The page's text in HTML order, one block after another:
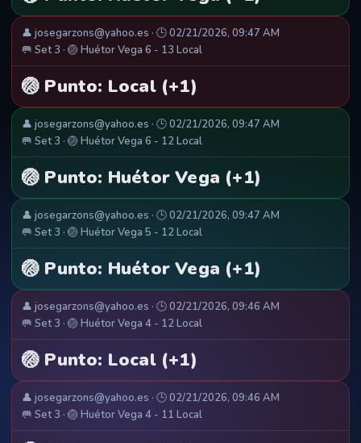
👤 josegarzons@yahoo.es · 🕒 02/21/2026, 09:47 AM
🥅 Set 3 · 🏐 Huétor Vega 6 - 13 Local
🏐 Punto: Local (+1)
👤 josegarzons@yahoo.es · 🕒 02/21/2026, 09:47 AM
🥅 Set 3 · 🏐 Huétor Vega 6 - 12 Local
🏐 Punto: Huétor Vega (+1)
👤 josegarzons@yahoo.es · 🕒 02/21/2026, 09:47 AM
🥅 Set 3 · 🏐 Huétor Vega 5 - 12 Local
🏐 Punto: Huétor Vega (+1)
👤 josegarzons@yahoo.es · 🕒 02/21/2026, 09:46 AM
🥅 Set 3 · 🏐 Huétor Vega 4 - 12 Local
🏐 Punto: Local (+1)
👤 josegarzons@yahoo.es · 🕒 02/21/2026, 09:46 AM
🥅 Set 3 · 🏐 Huétor Vega 4 - 11 Local